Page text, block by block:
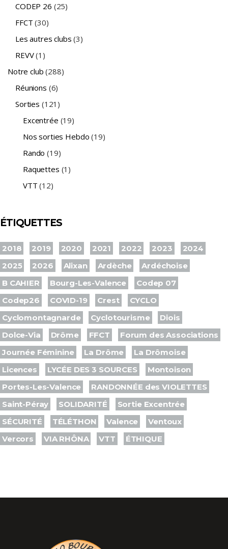
CODEP 26 (25)
FFCT (30)
Les autres clubs (3)
REVV(1)
Notre club (288)
Réunions (6)
Sorties (121)
Excentrée (19)
Nos sorties Hebdo (19)
Rando (19)
Raquettes (1)
VTT (12)
ÉTIQUETTES
2018 2019 2020 2021 2022 2023
2024
2025
2026 Alixan Ardèche
Ardéchoise
B CAHIER
Bourg-Les-Valence
Codep 07
Codep26
COVID-19 Crest
CYCLO
Cyclomontagnarde
Cyclotourisme
Diois
Dolce-Via
Drôme FFCT
Forum des Associations
Journée Féminine
La Drôme
La Drômoise
Licences
LYCÉE DES 3 SOURCES
Montoison
Portes-Les-Valence
RANDONNÉE des VIOLETTES
Saint-Péray
SOLIDARITÉ
Sortie Excentrée
SÉCURITÉ
TÉLÉTHON Valence
Ventoux
Vercors
VIA RHÔNA VTT ÉTHIQUE